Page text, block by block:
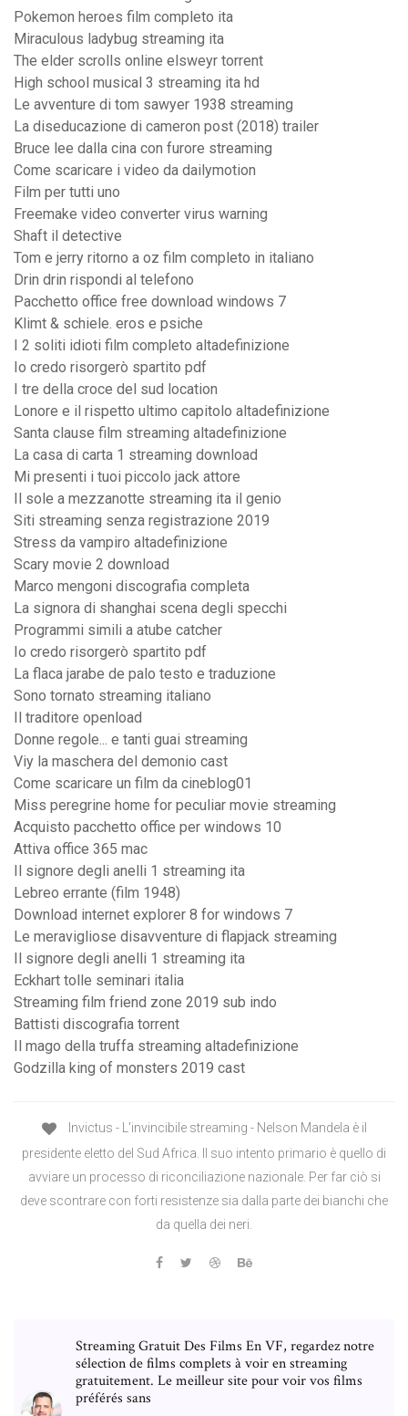
Pokemon heroes film completo ita
Miraculous ladybug streaming ita
The elder scrolls online elsweyr torrent
High school musical 3 streaming ita hd
Le avventure di tom sawyer 1938 streaming
La diseducazione di cameron post (2018) trailer
Bruce lee dalla cina con furore streaming
Come scaricare i video da dailymotion
Film per tutti uno
Freemake video converter virus warning
Shaft il detective
Tom e jerry ritorno a oz film completo in italiano
Drin drin rispondi al telefono
Pacchetto office free download windows 7
Klimt & schiele. eros e psiche
I 2 soliti idioti film completo altadefinizione
Io credo risorgerò spartito pdf
I tre della croce del sud location
Lonore e il rispetto ultimo capitolo altadefinizione
Santa clause film streaming altadefinizione
La casa di carta 1 streaming download
Mi presenti i tuoi piccolo jack attore
Il sole a mezzanotte streaming ita il genio
Siti streaming senza registrazione 2019
Stress da vampiro altadefinizione
Scary movie 2 download
Marco mengoni discografia completa
La signora di shanghai scena degli specchi
Programmi simili a atube catcher
Io credo risorgerò spartito pdf
La flaca jarabe de palo testo e traduzione
Sono tornato streaming italiano
Il traditore openload
Donne regole... e tanti guai streaming
Viy la maschera del demonio cast
Come scaricare un film da cineblog01
Miss peregrine home for peculiar movie streaming
Acquisto pacchetto office per windows 10
Attiva office 365 mac
Il signore degli anelli 1 streaming ita
Lebreo errante (film 1948)
Download internet explorer 8 for windows 7
Le meravigliose disavventure di flapjack streaming
Il signore degli anelli 1 streaming ita
Eckhart tolle seminari italia
Streaming film friend zone 2019 sub indo
Battisti discografia torrent
Il mago della truffa streaming altadefinizione
Godzilla king of monsters 2019 cast
Invictus - L'invincibile streaming - Nelson Mandela è il
presidente eletto del Sud Africa. Il suo intento primario è quello di
avviare un processo di riconciliazione nazionale. Per far ciò si
deve scontrare con forti resistenze sia dalla parte dei bianchi che
da quella dei neri.
Streaming Gratuit Des Films En VF, regardez notre
sélection de films complets à voir en streaming
gratuitement. Le meilleur site pour voir vos films
préférés sans